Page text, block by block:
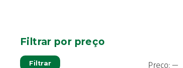
Filtrar por preço
Filtrar Preço: —